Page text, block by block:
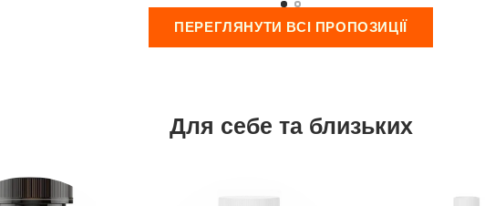
ПЕРЕГЛЯНУТИ ВСІ ПРОПОЗИЦІЇ
Для себе та близьких